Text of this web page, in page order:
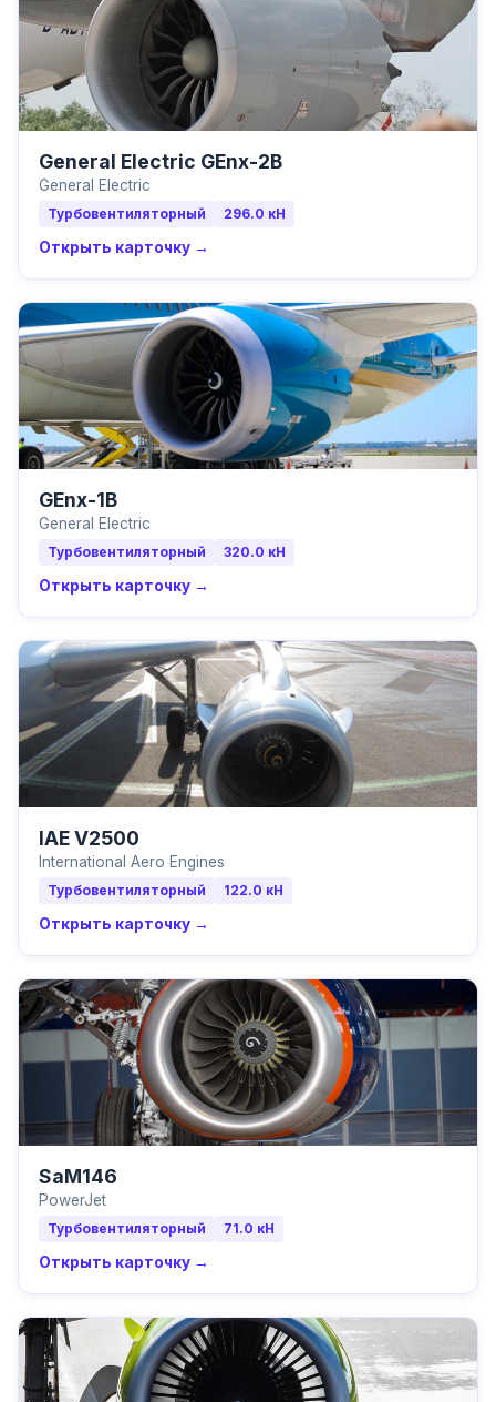
General Electric GEnx-2B
General Electric
Турбовентиляторный 296.0 кН
Открыть карточку →
GEnx-1B
General Electric
Турбовентиляторный 320.0 кН
Открыть карточку →
IAE V2500
International Aero Engines
Турбовентиляторный 122.0 кН
Открыть карточку →
SaM146
PowerJet
Турбовентиляторный 71.0 кН
Открыть карточку →